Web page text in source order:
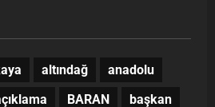
altındağ
anadolu
BARAN
başkan